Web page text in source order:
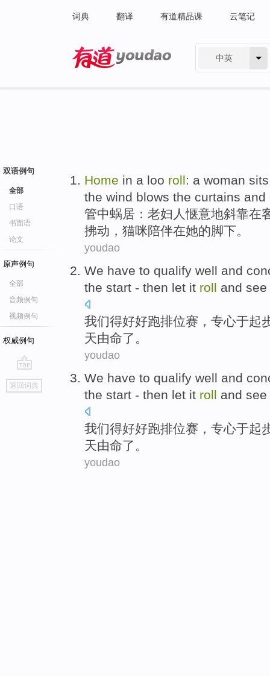
词典 翻译 有道精品课 云笔记
中英
双语例句
全部
口语
书面语
论文
原声例句
全部
音频例句
视频例句
权威例句
go
top
返回词典
Home in a loo roll: a woman
the wind blows the curtains and
管中蜗居 ： 老妇 人惬意地斜靠在
拂动， 猫咪陪伴在她的脚下。
youdao
We have to qualify well and
the start - then let it roll and
我们得好好跑排位赛 ， 专心于起
天由命了。
youdao
We have to qualify well and
the start - then let it roll and
我们得好好跑排位赛 ， 专心于起
天由命了。
youdao